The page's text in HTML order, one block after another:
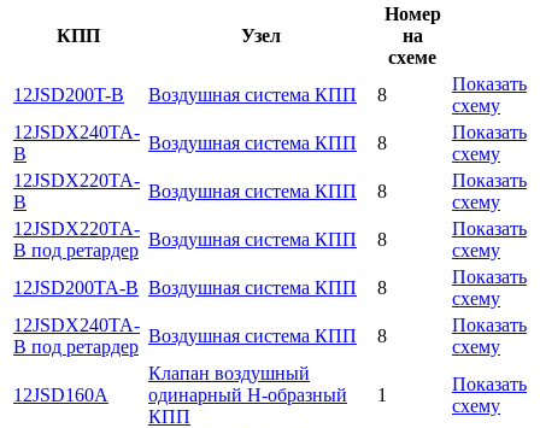
КПП Узел
Номер
на
схеме
12JSD200T-B
Воздушная система КПП 8
Показать
схему
12JSDX240TA-
B
Воздушная система КПП 8
Показать
схему
12JSDX220TA-
B
Воздушная система КПП 8
Показать
схему
12JSDX220TA-
B под ретардер
Воздушная система КПП 8
Показать
схему
12JSD200TA-B Воздушная система КПП 8
Показать
схему
12JSDX240TA-
B под ретардер
Воздушная система КПП 8
Показать
схему
12JSD160A
Клапан воздушный
одинарный Н-образный
КПП
1
Показать
схему